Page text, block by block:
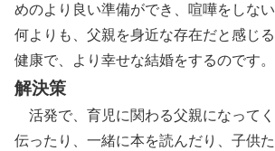
めのより良い準備ができ、喧嘩をしない
何よりも、父親を身近な存在だと感じ
健康で、より幸せな結婚をするのです。
解決策
活発で、育児に関わる父親になって
伝ったり、一緒に本を読んだり、子供